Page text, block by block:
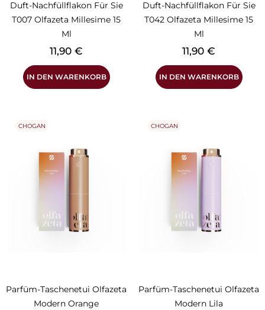
Duft-Nachfüllflakon Für Sie
T007 Olfazeta Millesime 15
Ml
Preis
11,90 €
IN DEN WARENKORB
Duft-Nachfüllflakon Für Sie
T042 Olfazeta Millesime 15
Ml
Preis
11,90 €
IN DEN WARENKORB
Parfüm-Taschenetui Olfazeta
Modern Orange
CHOGAN
Parfüm-Taschenetui Olfazeta
Modern Lila
CHOGAN